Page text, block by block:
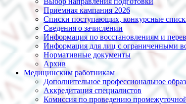
Приемная кампания 2026
Списки поступающих, конкурсные
Сведения о зачислении
Информация по восстановлениям и
Информация для лиц с ограниченными
Нормативные документы
Архив
Медицинским работникам
Дополнительное профессиональное
Аккредитация специалистов
Комиссия по проведению